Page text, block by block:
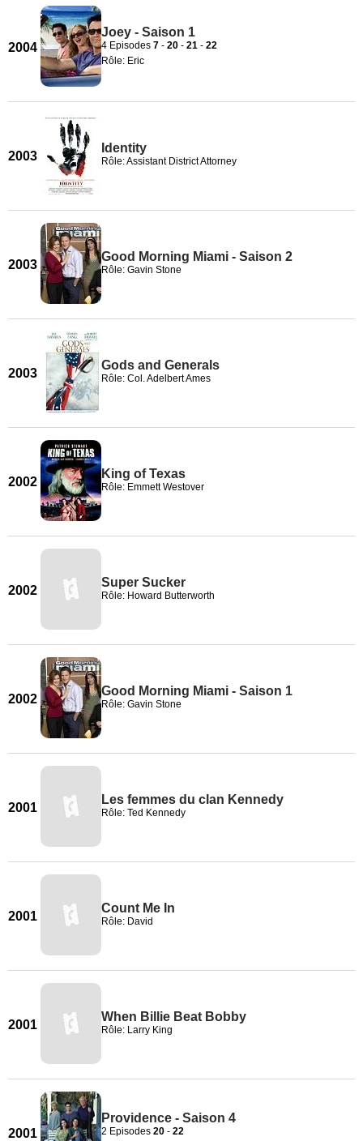
2004
Joey - Saison 1
4 Episodes 7 - 20 - 21 - 22
Rôle: Eric
2003
Identity
Rôle: Assistant District Attorney
2003
Good Morning Miami - Saison 2
Rôle: Gavin Stone
2003
Gods and Generals
Rôle: Col. Adelbert Ames
2002
King of Texas
Rôle: Emmett Westover
2002
Super Sucker
Rôle: Howard Butterworth
2002
Good Morning Miami - Saison 1
Rôle: Gavin Stone
2001
Les femmes du clan Kennedy
Rôle: Ted Kennedy
2001
Count Me In
Rôle: David
2001
When Billie Beat Bobby
Rôle: Larry King
2001
Providence - Saison 4
2 Episodes 20 - 22